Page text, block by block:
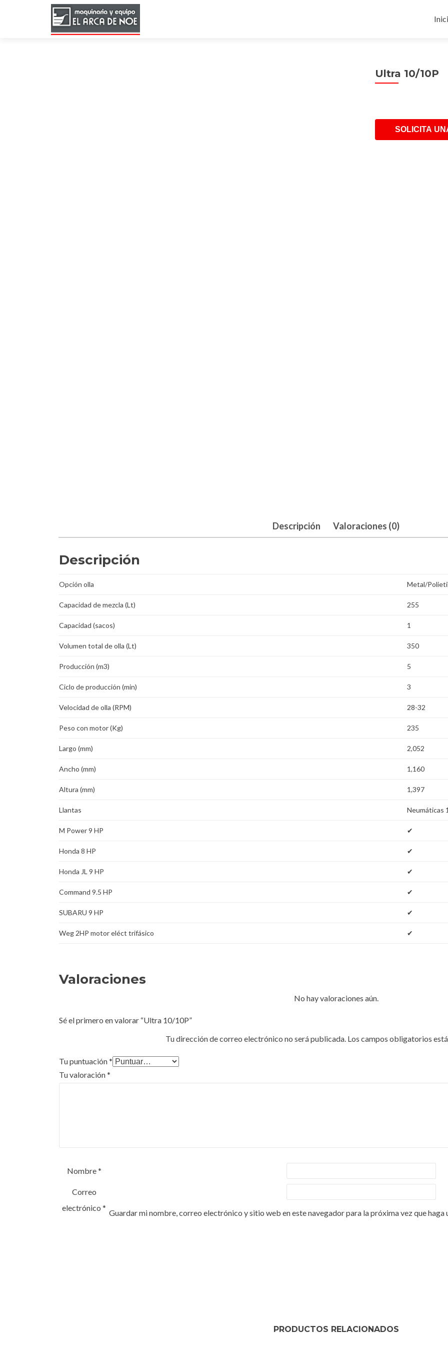
to
Ultra 10/10P
SOLICITA
Descripción Valoraciones (0)
Descripción
Opción olla Metal/
Capacidad de mezcla (Lt) 255
Capacidad (sacos) 1
Volumen total de olla (Lt) 350
Producción (m3) 5
Ciclo de producción (min) 3
Velocidad de olla (RPM) 28-32
Peso con motor (Kg) 235
Largo (mm) 2,052
Ancho (mm) 1,160
Altura (mm) 1,397
Llantas Neumáticas
M Power 9 HP ✔
Honda 8 HP ✔
Honda JL 9 HP ✔
Command 9.5 HP ✔
SUBARU 9 HP ✔
Weg 2HP motor eléct trifásico ✔
Valoraciones
No hay valoraciones aún.
Sé el primero en valorar “Ultra 10/10P”
Tu dirección de correo electrónico no será publicada. Los campos obligatorios
Tu puntuación*
Tu valoración*
Nombre*
Correo
electrónico *
Guardar mi nombre, correo electrónico y sitio web en este navegador para la próxima vez que haga
PRODUCTOS RELACIONADOS